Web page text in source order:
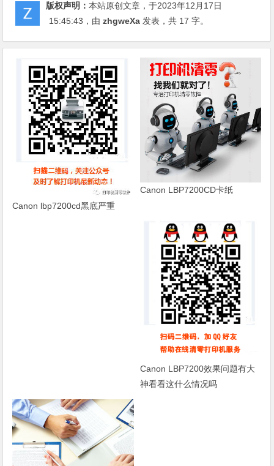
版权声明：本站原创文章，于2023年12月17日
15:45:43 ，由zhgweXa 发表，共 17 字。
Canon lbp7200cd黑底严重
Canon LBP7200CD卡纸
Canon LBP7200效果问题有大
神看看这什么情况吗